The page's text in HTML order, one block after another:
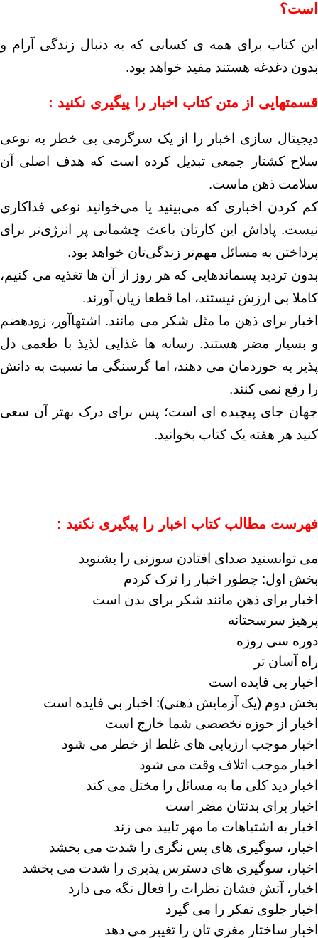
است؟
این کتاب برای همه ی کسانی که به دنبال زندگی آرام و
بدون دغدغه هستند مفید خواهد بود.
قسمتهایی از متن کتاب اخبار را پیگیری نکنید :
دیجیتال سازی اخبار را از یک سرگرمی بی خطر به نوعی
سلاح کشتار جمعی تبدیل کرده است که هدف اصلی آن
سلامت ذهن ماست.
کم کردن اخباری که می‌بینید یا می‌خوانید نوعی فداکاری
نیست. پاداش این کارتان باعث چشمانی پر انرژی‌تر برای
پرداختن به مسائل مهم‌تر زندگی‌تان خواهد بود.
بدون تردید پسماندهایی که هر روز از آن ها تغذیه می کنیم،
کاملا بی ارزش نیستند، اما قطعا زیان آورند.
اخبار برای ذهن ما مثل شکر می مانند. اشتهاآور، زودهضم
و بسیار مضر هستند. رسانه ها غذایی لذیذ با طعمی دل
پذیر به خوردمان می دهند، اما گرسنگی ما نسبت به دانش
را رفع نمی کنند.
جهان جای پیچیده ای است؛ پس برای درک بهتر آن سعی
کنید هر هفته یک کتاب بخوانید.
فهرست مطالب کتاب اخبار را پیگیری نکنید :
می توانستید صدای افتادن سوزنی را بشنوید
بخش اول: چطور اخبار را ترک کردم
اخبار برای ذهن مانند شکر برای بدن است
پرهیز سرسختانه
دوره سی روزه
راه آسان تر
اخبار بی فایده است
بخش دوم (یک آزمایش ذهنی): اخبار بی فایده است
اخبار از حوزه تخصصی شما خارج است
اخبار موجب ارزیابی های غلط از خطر می شود
اخبار موجب اتلاف وقت می شود
اخبار دید کلی ما به مسائل را مختل می کند
اخبار برای بدنتان مضر است
اخبار به اشتباهات ما مهر تایید می زند
اخبار، سوگیری های پس نگری را شدت می بخشد
اخبار، سوگیری های دسترس پذیری را شدت می بخشد
اخبار، آتش فشان نظرات را فعال نگه می دارد
اخبار جلوی تفکر را می گیرد
اخبار ساختار مغزی تان را تغییر می دهد